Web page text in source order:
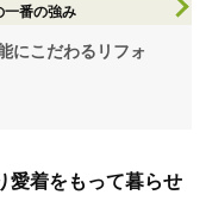
一番の強み
にこだわるリフォ
愛着をもって暮らせ